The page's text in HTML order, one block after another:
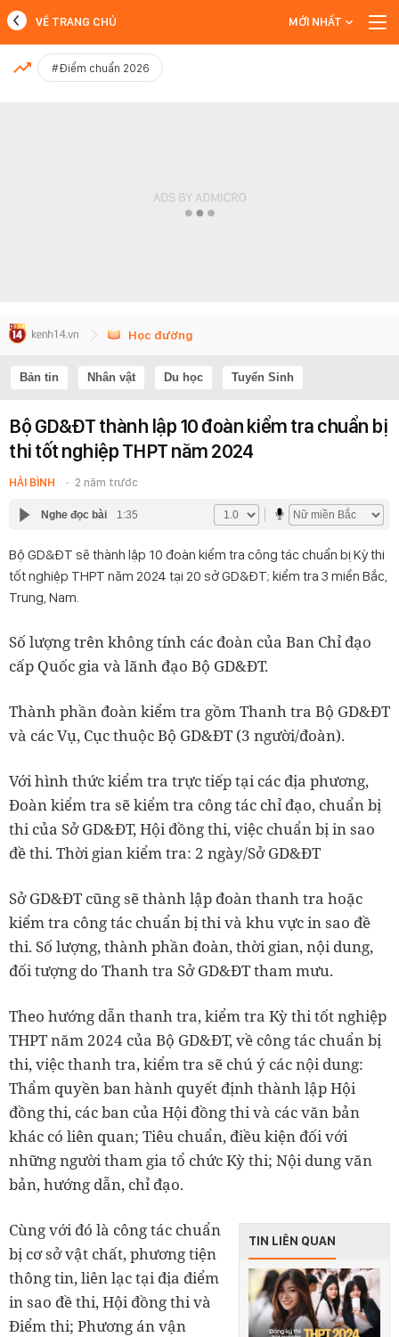
MỚI NHẤT
VỀ TRANG CHỦ MỚI NHẤT
#Điểm chuẩn 2026
Học đường
Bản tin Nhân vật Du học Tuyển Sinh
Bộ GD&ĐT thành lập 10 đoàn kiểm tra chuẩn bị
thi tốt nghiệp THPT năm 2024
HẢI BÌNH 2 năm trước
Nghe đọc bài 1:35
Bộ GD&ĐT sẽ thành lập 10 đoàn kiểm tra công tác chuẩn bị Kỳ thi
tốt nghiệp THPT năm 2024 tại 20 sở GD&ĐT; kiểm tra 3 miền Bắc,
Trung, Nam.
Số lượng trên không tính các đoàn của Ban Chỉ đạo
cấp Quốc gia và lãnh đạo Bộ GD&ĐT.
Thành phần đoàn kiểm tra gồm Thanh tra Bộ GD&ĐT
và các Vụ, Cục thuộc Bộ GD&ĐT (3 người/đoàn).
Với hình thức kiểm tra trực tiếp tại các địa phương,
Đoàn kiểm tra sẽ kiểm tra công tác chỉ đạo, chuẩn bị
thi của Sở GD&ĐT, Hội đồng thi, việc chuẩn bị in sao
đề thi. Thời gian kiểm tra: 2 ngày/Sở GD&ĐT
Sở GD&ĐT cũng sẽ thành lập đoàn thanh tra hoặc
kiểm tra công tác chuẩn bị thi và khu vực in sao đề
thi. Số lượng, thành phần đoàn, thời gian, nội dung,
đối tượng do Thanh tra Sở GD&ĐT tham mưu.
Theo hướng dẫn thanh tra, kiểm tra Kỳ thi tốt nghiệp
THPT năm 2024 của Bộ GD&ĐT, về công tác chuẩn bị
thi, việc thanh tra, kiểm tra sẽ chú ý các nội dung:
Thẩm quyền ban hành quyết định thành lập Hội
đồng thi, các ban của Hội đồng thi và các văn bản
khác có liên quan; Tiêu chuẩn, điều kiện đối với
những người tham gia tổ chức Kỳ thi; Nội dung văn
bản, hướng dẫn, chỉ đạo.
TIN LIÊN QUAN
Cùng với đó là công tác chuẩn
bị cơ sở vật chất, phương tiện
thông tin, liên lạc tại địa điểm
in sao đề thi, Hội đồng thi và
Điểm thi; Phương án vận